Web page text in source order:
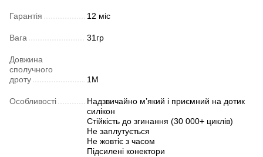
Гарантія 12 міс
Вага 31гр
Довжина
сполучного
дроту
1М
Особливості
Надзвичайно м’який і приємний на дотик
силікон
Стійкість до згинання (30 000+ циклів)
Не заплутується
Не жовтіє з часом
Підсилені конектори